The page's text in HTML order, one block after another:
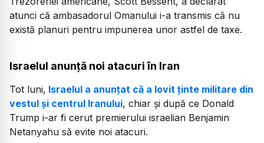
atunci că ambasadorul Omanului i-a transmis că nu
există planuri pentru impunerea unor astfel de taxe.
Israelul anunță noi atacuri în Iran
Tot luni, Israelul a anunțat că a lovit ținte militare din
vestul și centrul Iranului, chiar și după ce Donald
Trump i-ar fi cerut premierului israelian Benjamin
Netanyahu să evite noi atacuri.